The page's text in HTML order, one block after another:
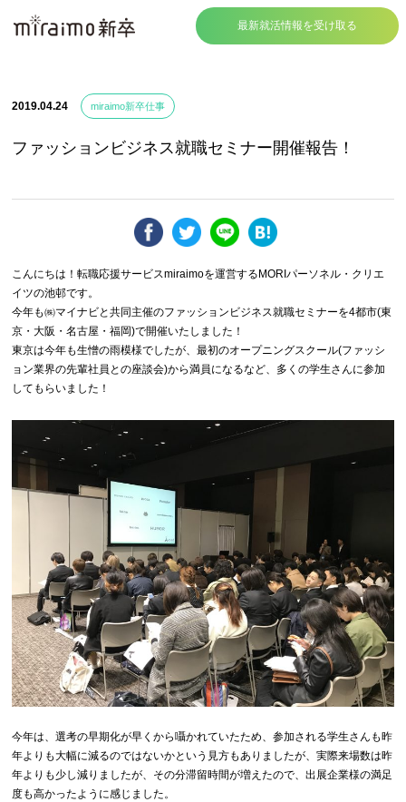
最新就活情報を受け取る
2019.04.24 miraimo新卒仕事
ファッションビジネス就職セミナー開催報告！
こんにちは！転職応援サービスmiraimoを運営するMORIパーソネル・クリエ
イツの池邨です。
今年も㈱マイナビと共同主催のファッションビジネス就職セミナーを4都市(東
京・大阪・名古屋・福岡)で開催いたしました！
東京は今年も生憎の雨模様でしたが、最初のオープニングスクール(ファッシ
ョン業界の先輩社員との座談会)から満員になるなど、多くの学生さんに参加
してもらいました！
今年は、選考の早期化が早くから囁かれていたため、参加される学生さんも昨
年よりも大幅に減るのではないかという見方もありましたが、実際来場数は昨
年よりも少し減りましたが、その分滞留時間が増えたので、出展企業様の満足
度も高かったように感じました。